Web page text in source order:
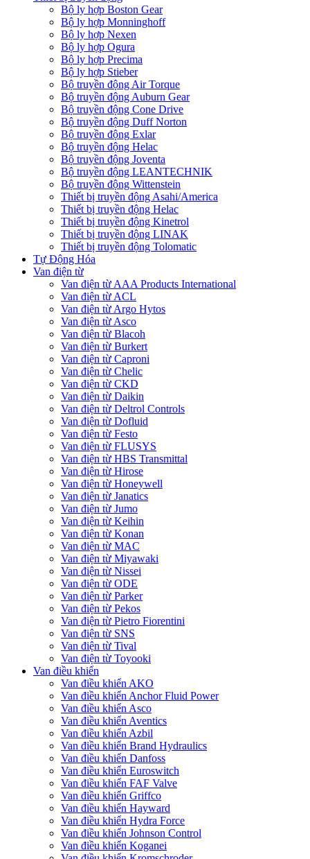
Bộ ly hợp Boston Gear
Bộ ly hợp Monninghoff
Bộ ly hợp Nexen
Bộ ly hợp Ogura
Bộ ly hợp Precima
Bộ ly hợp Stieber
Bộ truyền động Air Torque
Bộ truyền động Auburn Gear
Bộ truyền động Cone Drive
Bộ truyền động Duff Norton
Bộ truyền động Exlar
Bộ truyền động Helac
Bộ truyền động Joventa
Bộ truyền động LEANTECHNIK
Bộ truyền động Wittenstein
Thiết bị truyền động Asahi/America
Thiết bị truyền động Helac
Thiết bị truyền động Kinetrol
Thiết bị truyền động LINAK
Thiết bị truyền động Tolomatic
Tự Động Hóa
Van điện từ
Van điện từ AAA Products International
Van điện từ ACL
Van điện từ Argo Hytos
Van điện từ Asco
Van điện từ Blacoh
Van điện từ Burkert
Van điện từ Caproni
Van điện từ Chelic
Van điện từ CKD
Van điện từ Daikin
Van điện từ Deltrol Controls
Van điện từ Dofluid
Van điện từ Festo
Van điện từ FLUSYS
Van điện từ HBS Transmittal
Van điện từ Hirose
Van điện từ Honeywell
Van điện từ Janatics
Van điện từ Jumo
Van điện từ Keihin
Van điện từ Konan
Van điện từ MAC
Van điện từ Miyawaki
Van điện từ Nissei
Van điện từ ODE
Van điện từ Parker
Van điện từ Pekos
Van điện từ Pietro Fiorentini
Van điện từ SNS
Van điện từ Tival
Van điện từ Toyooki
Van điều khiển
Van điều khiển AKO
Van điều khiển Anchor Fluid Power
Van điều khiển Asco
Van điều khiển Aventics
Van điều khiển Azbil
Van điều khiển Brand Hydraulics
Van điều khiển Danfoss
Van điều khiển Euroswitch
Van điều khiển FAF Valve
Van điều khiển Griffco
Van điều khiển Hayward
Van điều khiển Hydra Force
Van điều khiển Johnson Control
Van điều khiển Koganei